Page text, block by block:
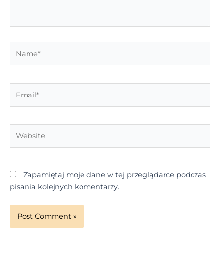
Zapamiętaj moje dane w tej przeglądarce podczas
pisania kolejnych komentarzy.